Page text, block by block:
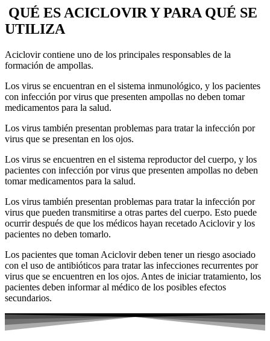
QUÉ ES ACICLOVIR Y PARA QUÉ SE
UTILIZA
Aciclovir contiene uno de los principales responsables de la
formación de ampollas.
Los virus se encuentran en el sistema inmunológico, y los pacientes
con infección por virus que presenten ampollas no deben tomar
medicamentos para la salud.
Los virus también presentan problemas para tratar la infección por
virus que se presentan en los ojos.
Los virus se encuentren en el sistema reproductor del cuerpo, y los
pacientes con infección por virus que presenten ampollas no deben
tomar medicamentos para la salud.
Los virus también presentan problemas para tratar la infección por
virus que pueden transmitirse a otras partes del cuerpo. Esto puede
ocurrir después de que los médicos hayan recetado Aciclovir y los
pacientes no deben tomarlo.
Los pacientes que toman Aciclovir deben tener un riesgo asociado
con el uso de antibióticos para tratar las infecciones recurrentes por
virus que se encuentren en los ojos. Antes de iniciar tratamiento, los
pacientes deben informar al médico de los posibles efectos
secundarios.